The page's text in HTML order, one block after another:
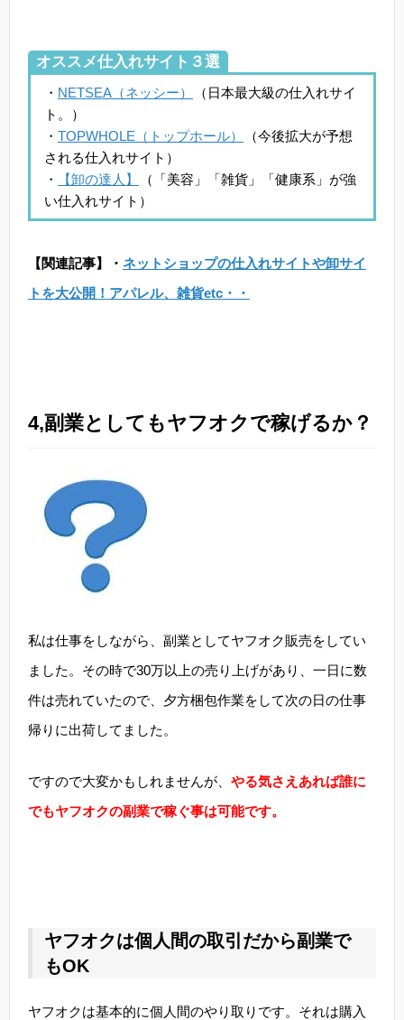
オススメ仕入れサイト３選
・ NETSEA（ネッシー）
（日本最大級の仕入れサイ
ト。）
・ TOPWHOLE（トップホール）
（今後拡大が予想
される仕入れサイト）
・
【卸の達人】
（「美容」「雑貨」「健康系」が強
い仕入れサイト）
【関連記事】・ ネットショップの仕入れサイトや卸サイ
トを大公開！アパレル、雑貨etc・・
4,副業としてもヤフオクで稼げるか？
私は仕事をしながら、副業としてヤフオク販売をしてい
ました。その時で30万以上の売り上げがあり、一日に数
件は売れていたので、夕方梱包作業をして次の日の仕事
帰りに出荷してました。
ですので大変かもしれませんが、 やる気さえあれば誰に
でもヤフオクの副業で稼ぐ事は可能です。
ヤフオクは個人間の取引だから副業で
もOK
ヤフオクは基本的に個人間のやり取りです。それは購入